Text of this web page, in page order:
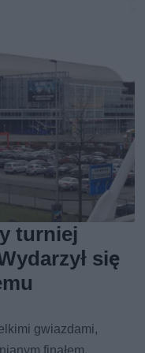
turniej
się
gwiazdami,